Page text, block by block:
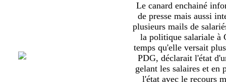
Le canard enchainé
de presse mais aussi
plusieurs mails de
la politique salariale à
temps qu'elle versait
PDG, déclarait l'état
gelant les salaires et en
l'état avec le recours